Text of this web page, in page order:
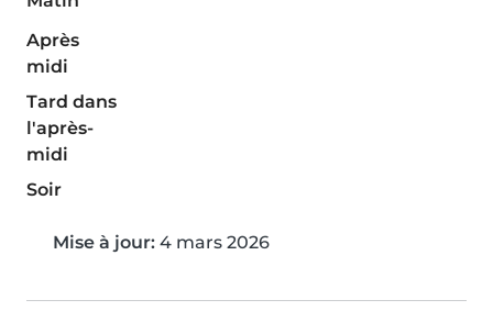
Après
midi
Tard dans
l'après-
midi
Soir
Mise à jour: 4 mars 2026